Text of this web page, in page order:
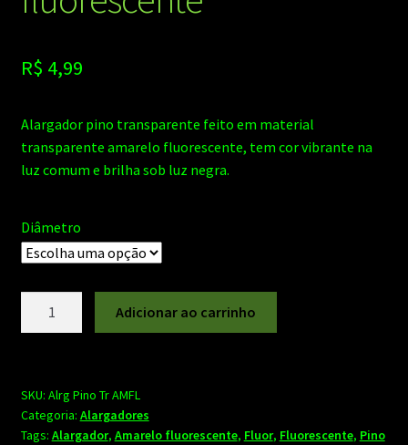
R$ 4,99
Alargador pino transparente feito em material
transparente amarelo fluorescente, tem cor vibrante na
luz comum e brilha sob luz negra.
Diâmetro
fluorescente
quantidade
Adicionar ao carrinho
SKU: Alrg Pino Tr AMFL
Categoria: Alargadores
Tags: Alargador, Amarelo fluorescente, Fluor, Fluorescente, Pino